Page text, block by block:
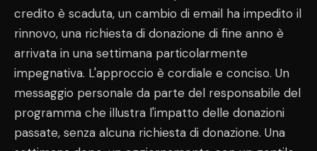
credito è scaduta, un cambio di email ha impedito il
rinnovo, una richiesta di donazione di fine anno è
arrivata in una settimana particolarmente
impegnativa. L'approccio è cordiale e conciso. Un
messaggio personale da parte del responsabile del
programma che illustra l'impatto delle donazioni
passate, senza alcuna richiesta di donazione. Una